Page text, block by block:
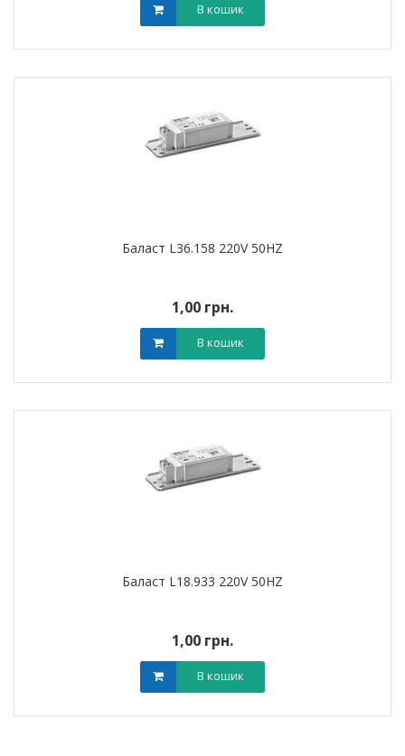
В кошик
Баласт L36.158 220V 50HZ
1,00 грн.
В кошик
Баласт L18.933 220V 50HZ
1,00 грн.
В кошик